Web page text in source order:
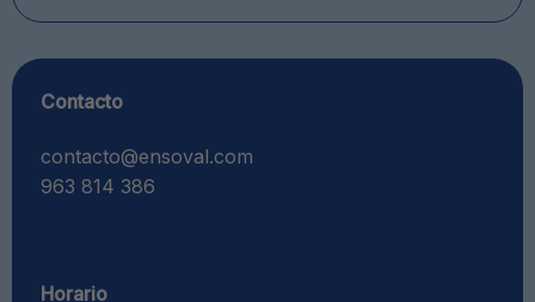
Contacto
contacto@ensoval.com
963 814 386
Horario